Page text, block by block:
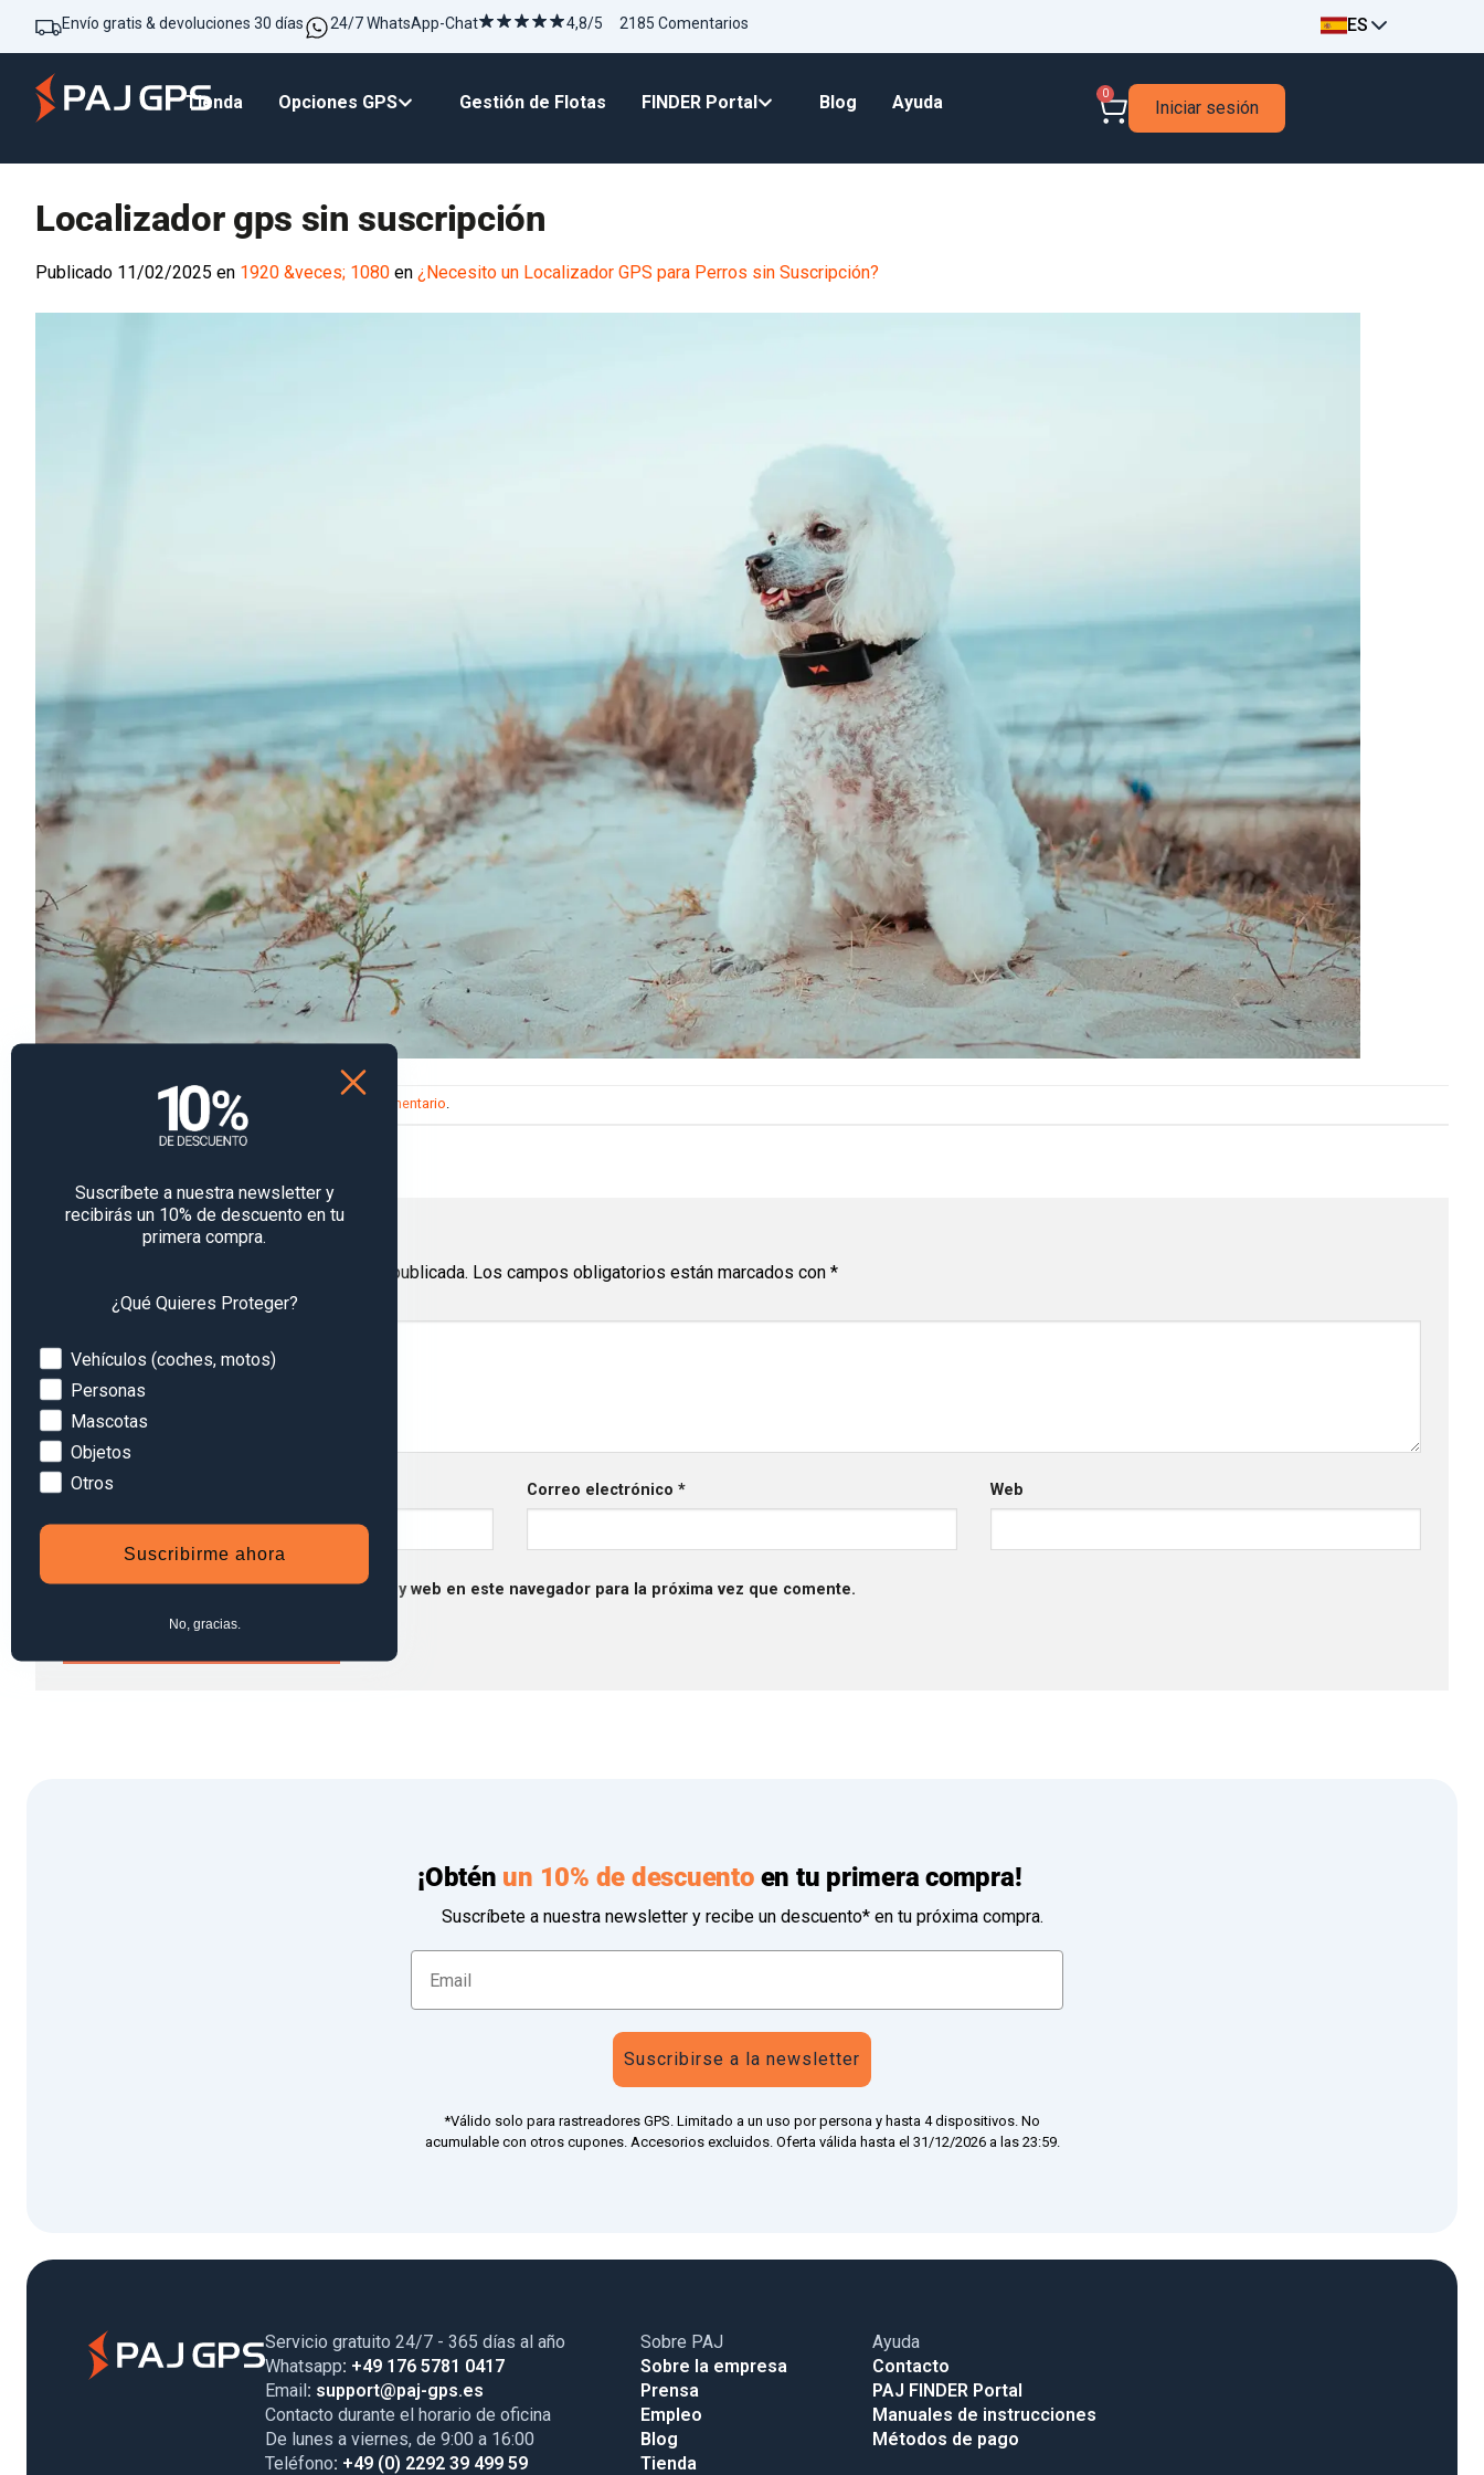
Envío gratis & devoluciones 30 días 24/7 WhatsApp-Chat 4,8/5 2185 Comentarios ES
Tienda Opciones GPS Gestión de Flotas FINDER Portal Blog Ayuda 0
Iniciar sesión
Localizador gps sin suscripción
Publicado 11/02/2025 en 1920 &veces; 1080 en ¿Necesito un Localizador GPS para Perros sin Suscripción?
Trackbacks están cerrados, pero puedes publicar un comentario
Deja una respuesta
Tu dirección de correo electrónico no será publicada. Los campos obligatorios están marcados con *
Comentario*
Nombre Correo electrónico * Web
Guarda mi nombre, correo electrónico y web en este navegador para la próxima vez que comente.
¡Obtén un 10% de descuentoen tu primera compra!
Suscríbete a nuestra newsletter y recibe un descuento* en tu próxima compra.
Suscribirse a la newsletter
*Válido solo para rastreadores GPS. Limitado a un uso por persona y hasta 4 dispositivos. No
acumulable con otros cupones. Accesorios excluidos. Oferta válida hasta el 31/12/2026 a las 23:59.
Servicio gratuito 24/7 - 365 días al año
Whatsapp: +49 176 5781 0417
Email : support@paj-gps.es
Contacto durante el horario de oficina
De lunes a viernes, de 9:00 a 16:00
Teléfono: +49 (0) 2292 39 499 59
Sobre PAJ
Sobre la empresa
Prensa
Empleo
Blog
Tienda
Ayuda
Contacto
PAJ FINDER Portal
Manuales de instrucciones
Métodos de pago
Suscríbete a nuestra newsletter y
recibirás un 10% de descuento en tu
primera compra.
¿Qué Quieres Proteger?
Devices
Vehículos (coches, motos)
Personas
Mascotas
Objetos
Otros
Suscribirme ahora
No, gracias.